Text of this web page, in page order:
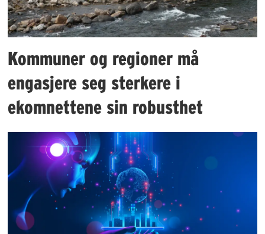
Kommuner og regioner må
engasjere seg sterkere i
ekomnettene sin robusthet